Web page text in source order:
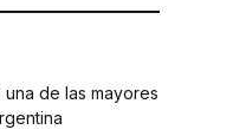
de las mayores